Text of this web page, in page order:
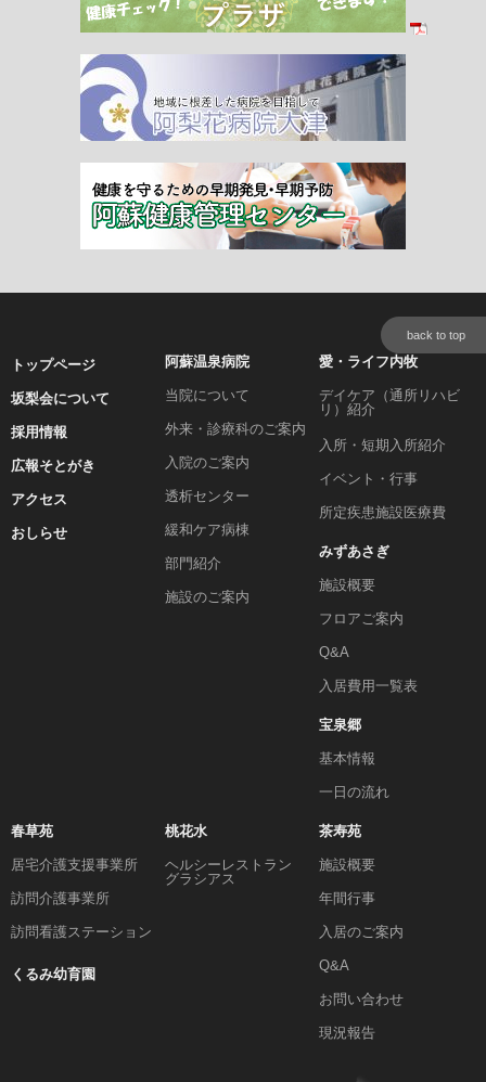
back to top
トップページ
坂梨会について
採用情報
広報そとがき
アクセス
おしらせ
阿蘇温泉病院
当院について
外来・診療科のご案内
入院のご案内
透析センター
緩和ケア病棟
部門紹介
施設のご案内
愛・ライフ内牧
デイケア（通所リハビ
リ）紹介
入所・短期入所紹介
イベント・行事
所定疾患施設医療費
みずあさぎ
施設概要
フロアご案内
Q&A
入居費用一覧表
宝泉郷
基本情報
一日の流れ
春草苑
居宅介護支援事業所
訪問介護事業所
訪問看護ステーション
くるみ幼育園
桃花水
ヘルシーレストラン
グラシアス
茶寿苑
施設概要
年間行事
入居のご案内
Q&A
お問い合わせ
現況報告